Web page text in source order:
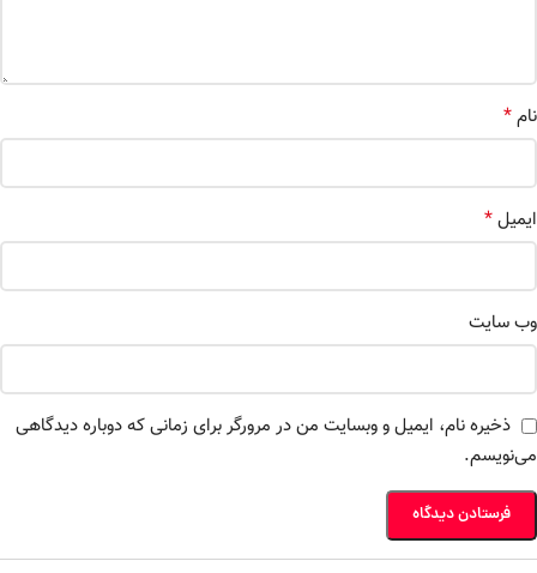
نام*
ایمیل*
وب‌ سایت
ذخیره نام، ایمیل و وبسایت من در مرورگر برای زمانی که دوباره دیدگاهی
می‌نویسم.